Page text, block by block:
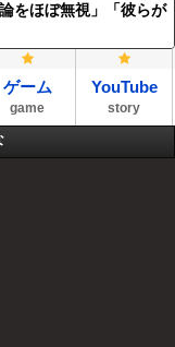
をほぼ無視」「彼らが
ゲーム
game
YouTube
story